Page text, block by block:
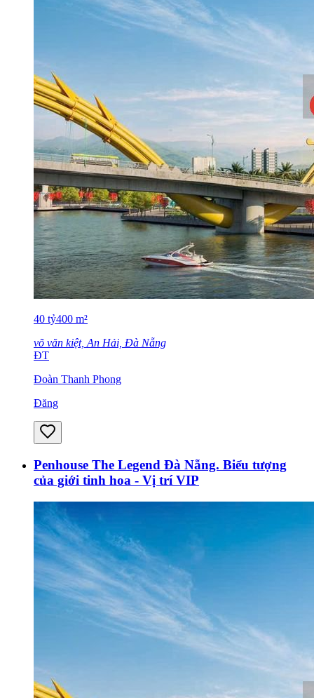
40 tỷ400 m²
võ văn kiệt, An Hải, Đà Nẵng
ĐT
Đoàn Thanh Phong
Đăng
Penhouse The Legend Đà Nẵng. Biểu tượng
của giới tinh hoa - Vị trí VIP